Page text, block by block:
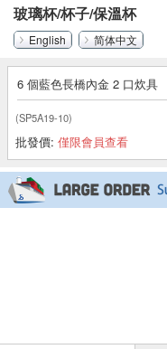
玻璃杯/杯子/保溫杯
English 简体中文
6 個藍色長橋內金 2 口炊具
(SP5A19-10)
批發價: 僅限會員查看